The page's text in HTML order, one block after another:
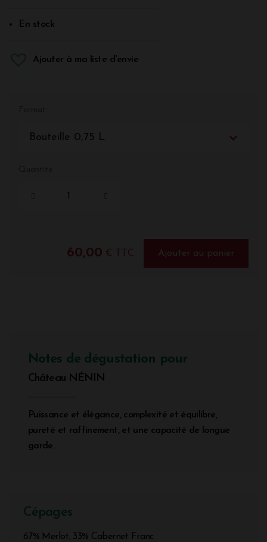
En stock
Ajouter à ma liste d'envie
Bouteille 0,75 L
60,00 € TTC Ajouter au panier
Notes de dégustation pour
Château NÉNIN
Puissance et élégance, complexité et équilibre,
pureté et raffinement, et une capacité de longue
garde.
Cépages
67% Merlot, 33% Cabernet Franc